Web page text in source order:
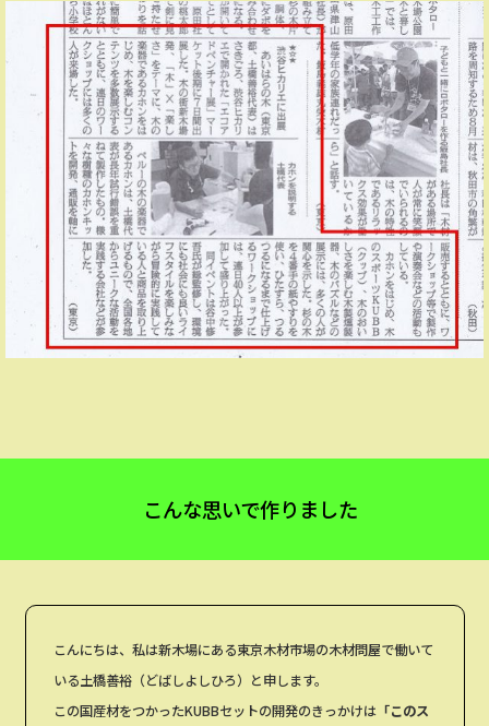
こんな思いで作りました
こんにちは、私は新木場にある東京木材市場の木材問屋で働いて
いる土橋善裕（どばしよしひろ）と申します。
この国産材をつかったKUBBセットの開発のきっかけは「このス